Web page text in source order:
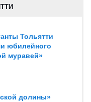
Тольятти
юбилейного
муравей»
долины»